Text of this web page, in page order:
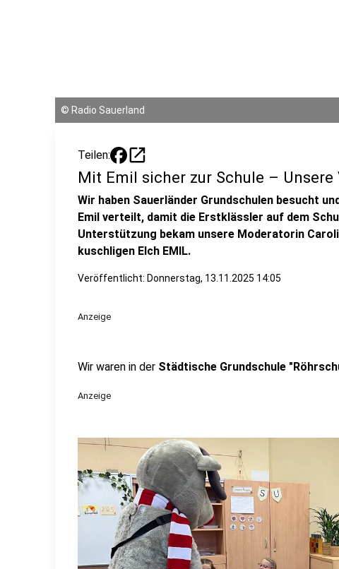
© Radio Sauerland
Teilen: open_in_new
Mit Emil sicher zur Schule –
Wir haben Sauerländer Grundschulen besucht
Emil verteilt, damit die Erstklässler auf dem
Unterstützung bekam unsere Moderatorin
kuschligen Elch EMIL.
Veröffentlicht: Donnerstag, 13.11.2025 14:05
Anzeige
Wir waren in der Städtische Grundschule
Anzeige